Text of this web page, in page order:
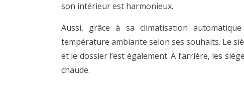
son intérieur est harmonieux.
Aussi, grâce à sa climatisation
température ambiante selon ses souhaits. Le
et le dossier l’est également. À l’arrière, les
chaude.